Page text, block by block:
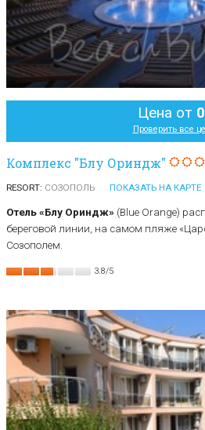
Цена от 0
Проверить все
Комплекс "Блу Ориндж"
RESORT: СОЗОПОЛЬ ПОКАЗАТЬ НА КАРТЕ
Отель «Блу Ориндж» (Blue Orange)
береговой линии, на самом пляже
Созополем.
3.8/5